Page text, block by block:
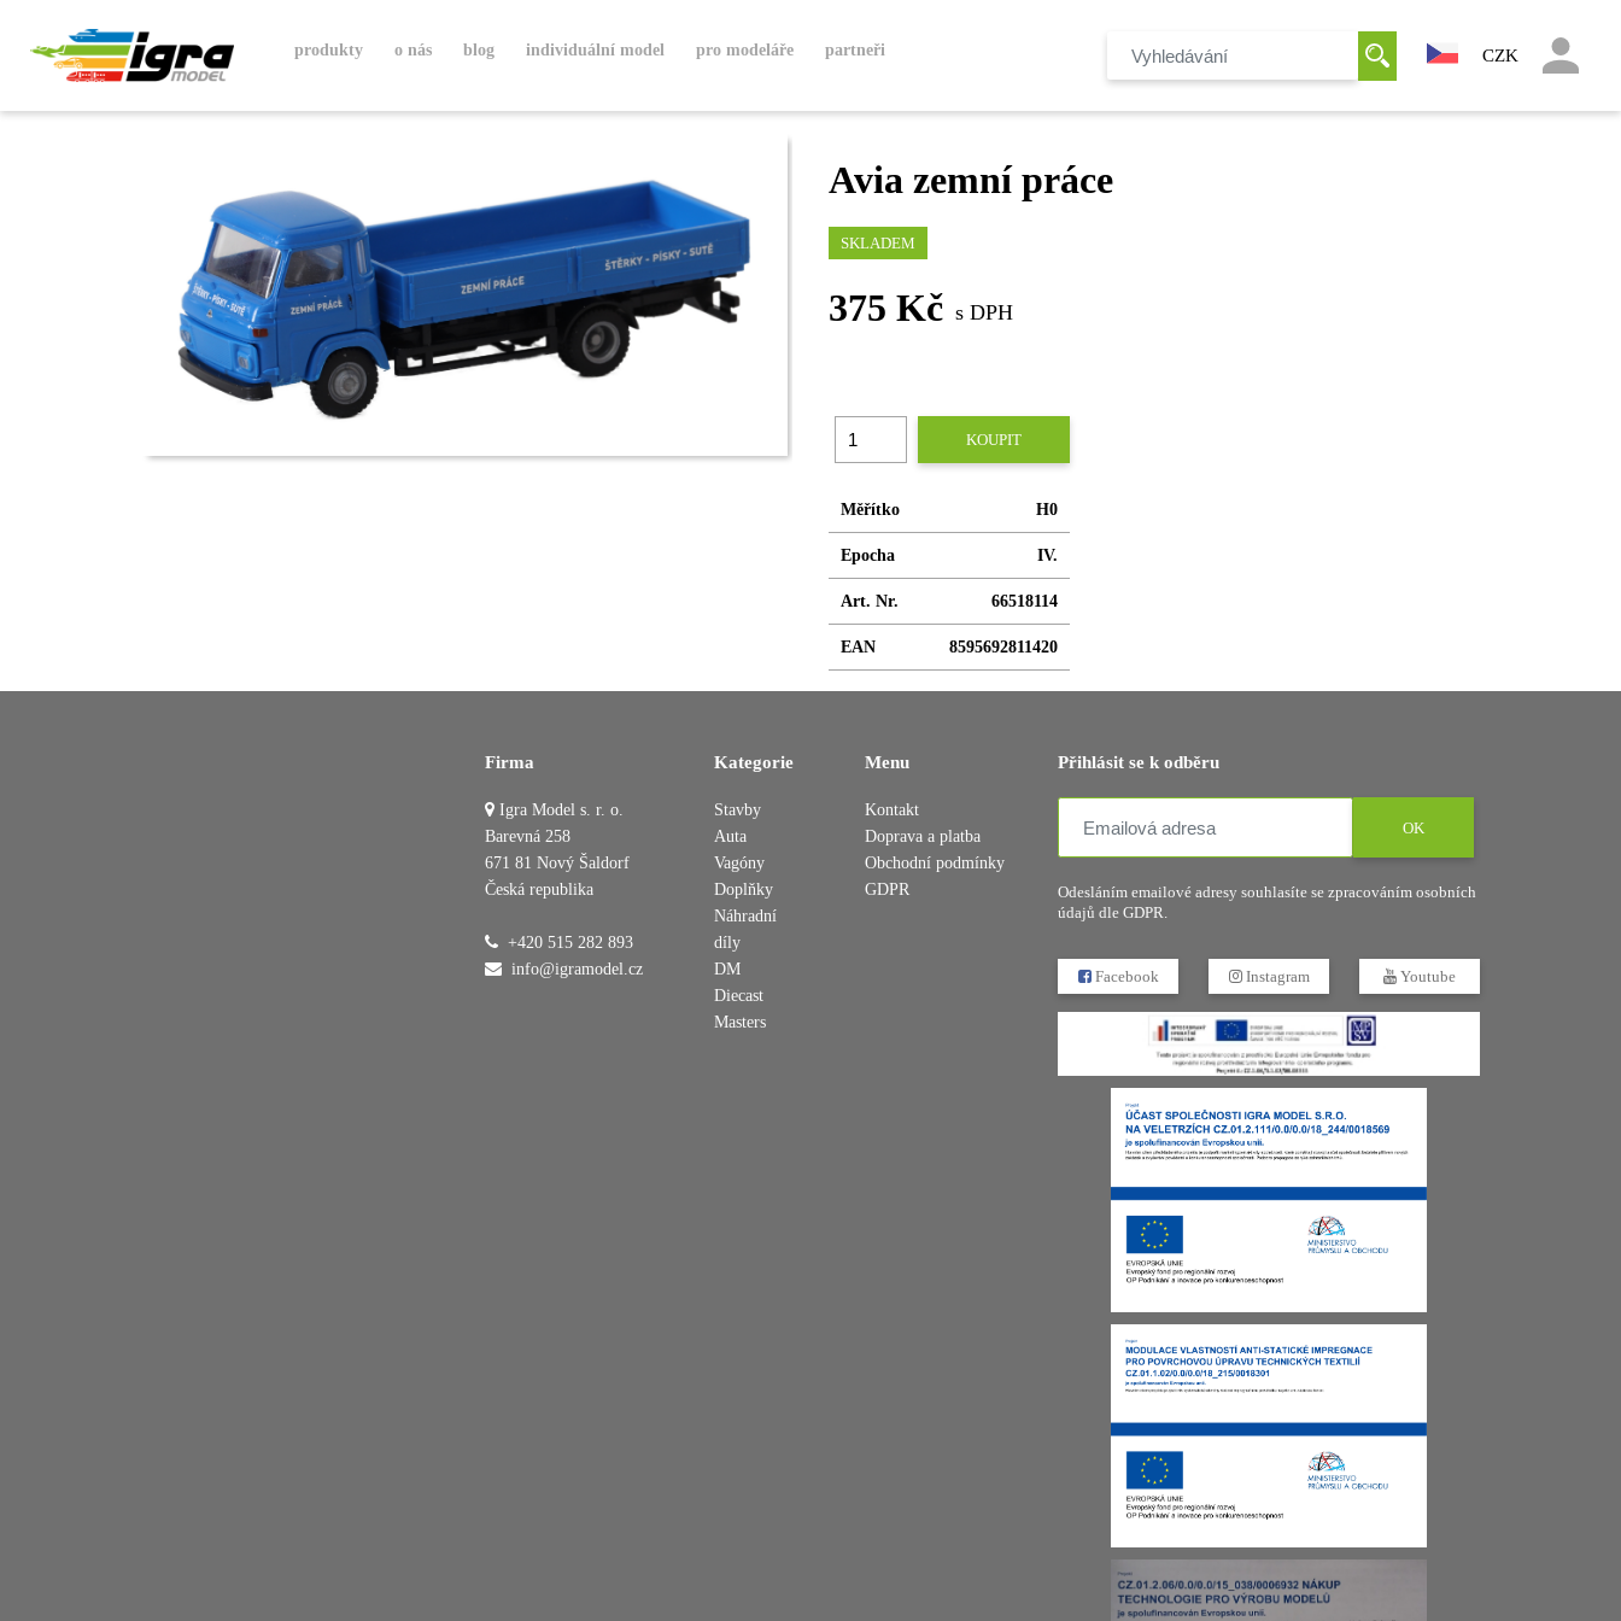
produkty o nás blog individuální model pro modeláře partneři CZK
Avia zemní práce
SKLADEM
375 Kč s DPH
KOUPIT
Měřítko H0
Epocha IV.
Art. Nr. 66518114
EAN 8595692811420
Firma
Igra Model s. r. o.
Barevná 258
671 81 Nový Šaldorf
Česká republika
+420 515 282 893
info@igramodel.cz
Kategorie
Stavby
Auta
Vagóny
Doplňky
Náhradní
díly
DM
Diecast
Masters
Menu
Kontakt
Doprava a platba
Obchodní podmínky
GDPR
Přihlásit se k odběru
OK
Odesláním emailové adresy souhlasíte se zpracováním osobních
údajů dle GDPR.
Facebook Instagram Youtube
Přidáno do košíku
Dokončit objednávku